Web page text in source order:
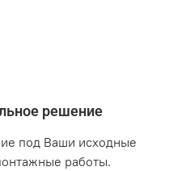
решение
под Ваши исходные
работы.